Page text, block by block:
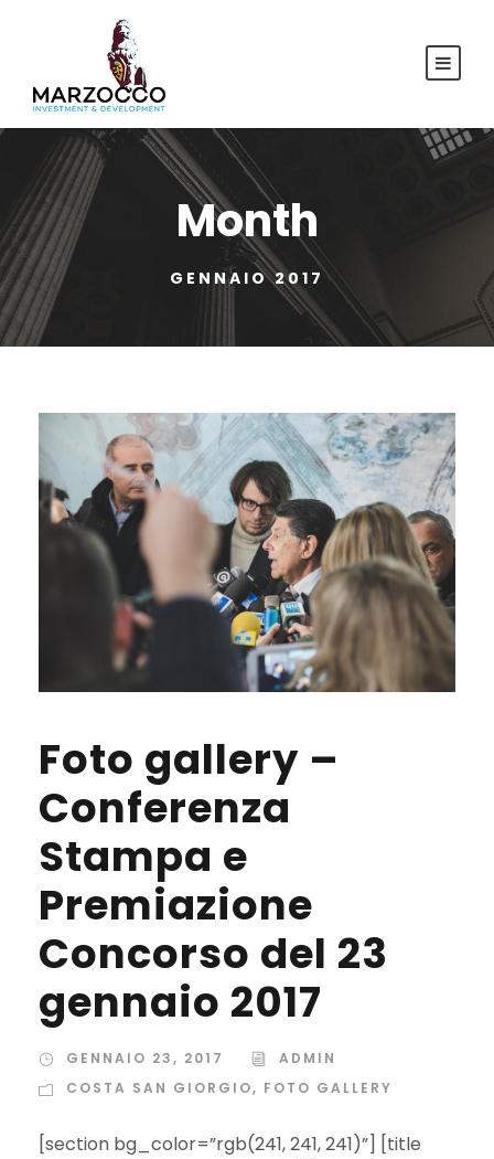
Month
GENNAIO 2017
Foto gallery –
Conferenza
Stampa e
Premiazione
Concorso del 23
gennaio 2017
GENNAIO 23, 2017
ADMIN
COSTA SAN GIORGIO, FOTO GALLERY
[section bg_color=”rgb(241, 241, 241)”] [title